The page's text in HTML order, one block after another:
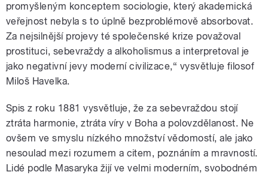
promyšleným konceptem sociologie, který akademická
veřejnost nebyla s to úplně bezproblémově absorbovat.
Za nejsilnější projevy té společenské krize považoval
prostituci, sebevraždy a alkoholismus a interpretoval je
jako negativní jevy moderní civilizace,“ vysvětluje filosof
Miloš Havelka.
Spis z roku 1881 vysvětluje, že za sebevraždou stojí
ztráta harmonie, ztráta víry v Boha a polovzdělanost. Ne
ovšem ve smyslu nízkého množství vědomostí, ale jako
nesoulad mezi rozumem a citem, poznáním a mravností.
Lidé podle Masaryka žijí ve velmi moderním, svobodném